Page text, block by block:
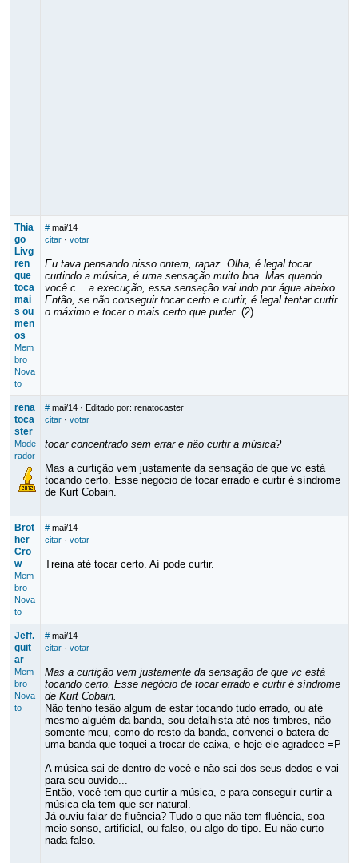
Thia
go
Livg
ren
que
toca
mai
s ou
men
os
Mem
bro
Nova
to
# mai/14
citar· votar
Eu tava pensando nisso ontem, rapaz. Olha, é legal tocar
curtindo a música, é uma sensação muito boa. Mas quando
você c... a execução, essa sensação vai indo por água abaixo.
Então, se não conseguir tocar certo e curtir, é legal tentar curtir
o máximo e tocar o mais certo que puder. (2)
rena
toca
ster
Mode
rador
# mai/14· Editado por: renatocaster
citar· votar
tocar concentrado sem errar e não curtir a música?
Mas a curtição vem justamente da sensação de que vc está
tocando certo. Esse negócio de tocar errado e curtir é síndrome
de Kurt Cobain.
Brot
her
Cro
w
Mem
bro
Nova
to
# mai/14
citar· votar
Treina até tocar certo. Aí pode curtir.
Jeff.
guit
ar
Mem
bro
Nova
to
# mai/14
citar· votar
Mas a curtição vem justamente da sensação de que vc está
tocando certo. Esse negócio de tocar errado e curtir é síndrome
de Kurt Cobain.
Não tenho tesão algum de estar tocando tudo errado, ou até
mesmo alguém da banda, sou detalhista até nos timbres, não
somente meu, como do resto da banda, convenci o batera de
uma banda que toquei a trocar de caixa, e hoje ele agradece =P
A música sai de dentro de você e não sai dos seus dedos e vai
para seu ouvido...
Então, você tem que curtir a música, e para conseguir curtir a
música ela tem que ser natural.
Já ouviu falar de fluência? Tudo o que não tem fluência, soa
meio sonso, artificial, ou falso, ou algo do tipo. Eu não curto
nada falso.